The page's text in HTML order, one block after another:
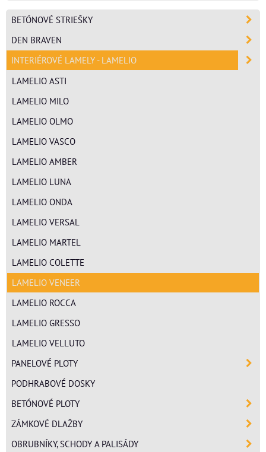
BETÓNOVÉ STRIEŠKY
DEN BRAVEN
INTERIÉROVÉ LAMELY - LAMELIO
LAMELIO ASTI
LAMELIO MILO
LAMELIO OLMO
LAMELIO VASCO
LAMELIO AMBER
LAMELIO LUNA
LAMELIO ONDA
LAMELIO VERSAL
LAMELIO MARTEL
LAMELIO COLETTE
LAMELIO VENEER
LAMELIO ROCCA
LAMELIO GRESSO
LAMELIO VELLUTO
PANELOVÉ PLOTY
PODHRABOVÉ DOSKY
BETÓNOVÉ PLOTY
ZÁMKOVÉ DLAŽBY
OBRUBNÍKY, SCHODY A PALISÁDY